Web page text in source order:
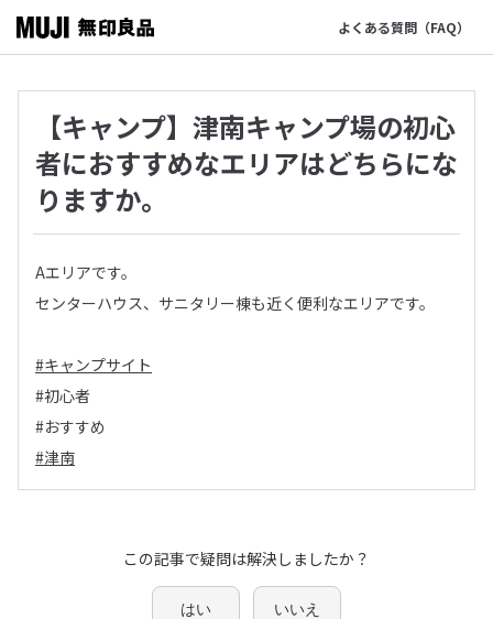
よくある質問（FAQ）
【キャンプ】津南キャンプ場の初心
者におすすめなエリアはどちらにな
りますか。
Aエリアです。
センターハウス、サニタリー棟も近く便利なエリアです。
#キャンプサイト
#初心者
#おすすめ
#津南
この記事で疑問は解決しましたか？
はい いいえ